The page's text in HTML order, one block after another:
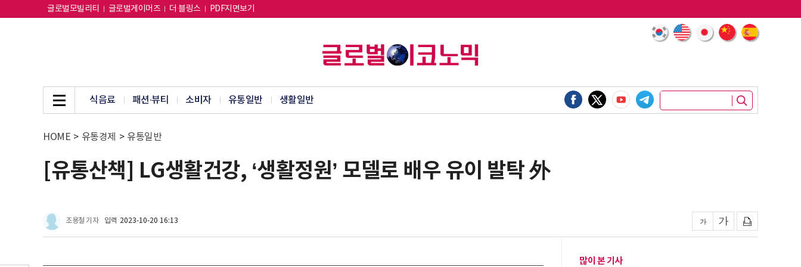
글로벌모빌리티 글로벌게이머즈 더 블링스 PDF지면보기
식음료 패션∙뷰티 소비자 유통일반 생활일반
HOME > 유통경제 > 유통일반
[유통산책] LG생활건강, ‘생활정원’ 모델로 배우 유이 발탁 外
조용철 기자 입력 2023-10-20 16:13
많이 본 기사